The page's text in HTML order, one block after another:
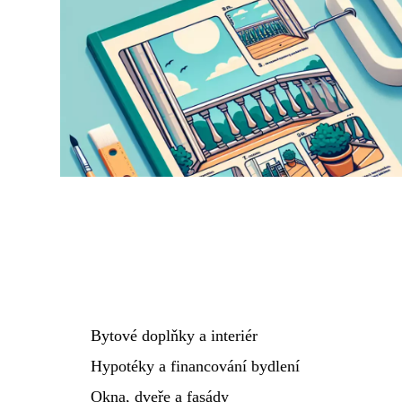
Bytové doplňky a interiér
Hypotéky a financování bydlení
Okna, dveře a fasády